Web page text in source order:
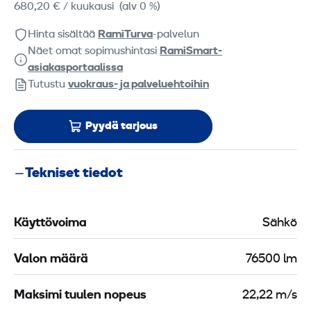
680,20 € / kuukausi (alv 0 %)
Hinta sisältää RamiTurva-palvelun
Näet omat sopimushintasi RamiSmart-
asiakasportaalissa
Tutustu vuokraus- ja palveluehtoihin
Pyydä tarjous
Tekniset tiedot
Käyttövoima Sähkö
Valon määrä 76500 lm
Maksimi tuulen nopeus 22,22 m/s